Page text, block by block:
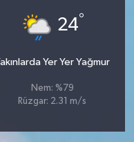
24°
Yer Yer Yağmur
Nem: %79
Rüzgar: 2.31 m/s